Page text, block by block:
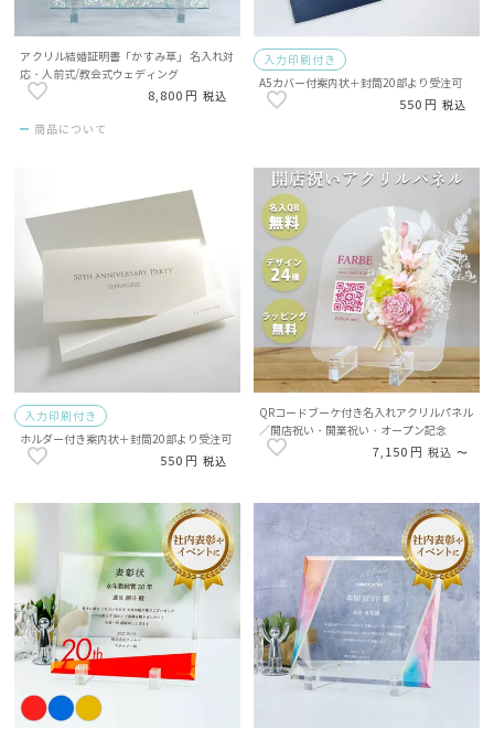
アクリル結婚証明書「かすみ草」 名入れ対
応・人前式/教会式ウェディング
8,800 税込
商品について
入力印刷付き
A5カバー付案内状＋封筒20部より受注可
550 税込
入力印刷付き
ホルダー付き案内状＋封筒20部より受注可
550 税込
QRコードブーケ付き名入れアクリルパネル
／開店祝い・開業祝い・オープン記念
7,150 税込 〜